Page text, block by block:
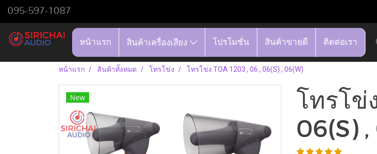
095-597-1087
หน้าแรก สินค้าเครื่องเสียง โปรโมชั่น สินค้าขายดี ติดต่อเรา
หน้าแรก สินค้าทั้งหมด โทรโข่ง โทรโข่ง TOA 1203 , 06 , 06(S) , 06(W)
New
โทรโข่
06(S)